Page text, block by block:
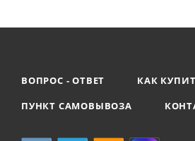
ВОПРОС - ОТВЕТ КАК
ПУНКТ САМОВЫВОЗА